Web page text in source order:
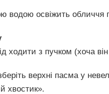
водою освіжить обличчя
ходити з пучком (хоча
верхні пасма у
хвостик».